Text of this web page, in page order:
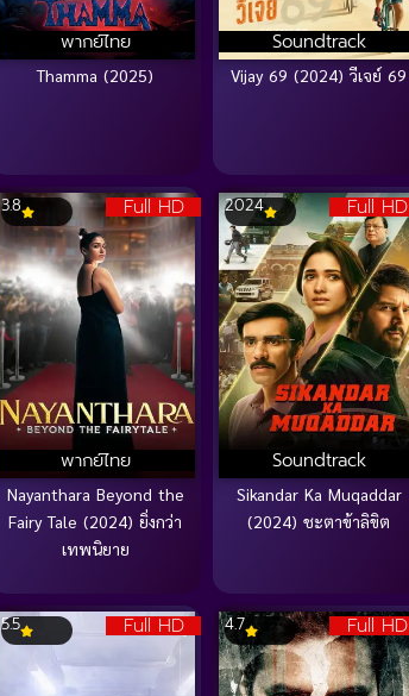
พากย์ไทย
Thamma (2025)
Soundtrack
Vijay 69 (2024) วีเจย์ 69
Full HD
พากย์ไทย
3.8
Nayanthara Beyond the
Fairy Tale (2024) ยิ่งกว่า
เทพนิยาย
Full HD
Soundtrack
2024
Sikandar Ka Muqaddar
(2024) ชะตาข้าลิขิต
Full HD
5.5 Full HD
4.7